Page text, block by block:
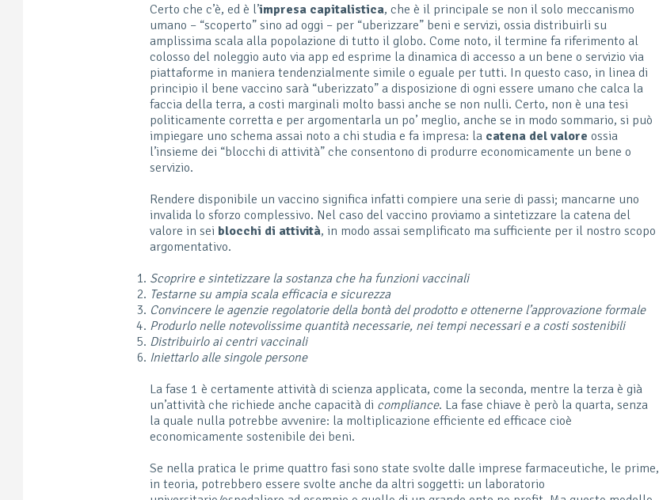
Certo che c’è, ed è l’impresa capitalistica, che è il principale se non il solo meccanismo
umano – “scoperto” sino ad oggi – per “uberizzare” beni e servizi, ossia distribuirli su
amplissima scala alla popolazione di tutto il globo. Come noto, il termine fa riferimento al
colosso del noleggio auto via app ed esprime la dinamica di accesso a un bene o servizio via
piattaforme in maniera tendenzialmente simile o eguale per tutti. In questo caso, in linea di
principio il bene vaccino sarà “uberizzato” a disposizione di ogni essere umano che calca la
faccia della terra, a costi marginali molto bassi anche se non nulli. Certo, non è una tesi
politicamente corretta e per argomentarla un po’ meglio, anche se in modo sommario, si può
impiegare uno schema assai noto a chi studia e fa impresa: la catena del valore ossia
l’insieme dei “blocchi di attività” che consentono di produrre economicamente un bene o
servizio.
Rendere disponibile un vaccino significa infatti compiere una serie di passi; mancarne uno
invalida lo sforzo complessivo. Nel caso del vaccino proviamo a sintetizzare la catena del
valore in sei blocchi di attività, in modo assai semplificato ma sufficiente per il nostro scopo
argomentativo.
Scoprire e sintetizzare la sostanza che ha funzioni vaccinali
Testarne su ampia scala efficacia e sicurezza
Convincere le agenzie regolatorie della bontà del prodotto e ottenerne l’approvazione formale
Produrlo nelle notevolissime quantità necessarie, nei tempi necessari e a costi sostenibili
Distribuirlo ai centri vaccinali
Iniettarlo alle singole persone
La fase 1 è certamente attività di scienza applicata, come la seconda, mentre la terza è già
un’attività che richiede anche capacità di compliance. La fase chiave è però la quarta, senza
la quale nulla potrebbe avvenire: la moltiplicazione efficiente ed efficace cioè
economicamente sostenibile dei beni.
Se nella pratica le prime quattro fasi sono state svolte dalle imprese farmaceutiche, le prime,
in teoria, potrebbero essere svolte anche da altri soggetti: un laboratorio